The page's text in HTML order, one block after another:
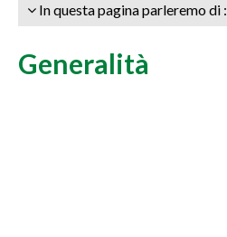
In questa pagina parleremo di :
Generalità